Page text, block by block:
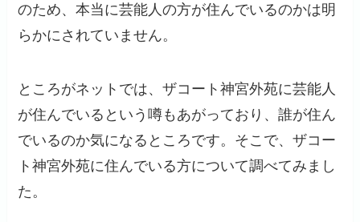
のため、本当に芸能人の方が住んでいるのかは明
らかにされていません。
ところがネットでは、ザコート神宮外苑に芸能人
が住んでいるという噂もあがっており、誰が住ん
でいるのか気になるところです。そこで、ザコー
ト神宮外苑に住んでいる方について調べてみまし
た。